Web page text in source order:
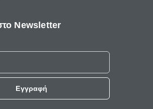
Newsletter
Εγγραφή